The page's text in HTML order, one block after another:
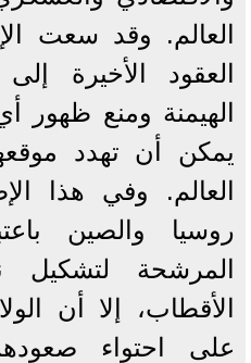
العالم. وقد سعت
العقود الأخيرة
الهيمنة ومنع ظهور
يمكن أن تهدد
العالم. وفي هذا
روسيا والصين
المرشحة لتشكيل
الأقطاب، إلا أن
على احتواء